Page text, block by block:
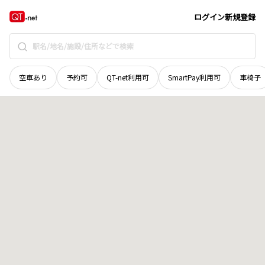
ログイン新規登録
空車あり 予約可 QT-net利用可 SmartPay利用可 車椅子
北海道